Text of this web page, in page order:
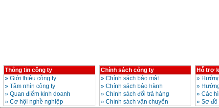
Máy cắt góc đa năng
Makita LS1019L
(1510W)
Giá:14068000
Thông tin công ty
» Giới thiệu công ty
» Tầm nhìn công ty
» Quan điểm kinh doanh
» Cơ hội nghề nghiệp
Chính sách công ty
» Chính sách bảo mật
» Chính sách bảo hành
» Chinh sách đổi trả hàng
» Chính sách vận chuyển
Hỗ trợ
»
»
» Các
» Sơ